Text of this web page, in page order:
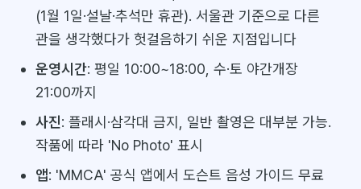
(1월 1일·설날·추석만 휴관). 서울관 기준으로 다른
관을 생각했다가 헛걸음하기 쉬운 지점입니다
운영시간: 평일 10:00~18:00, 수·토 야간개장
21:00까지
사진: 플래시·삼각대 금지, 일반 촬영은 대부분 가능.
작품에 따라 'No Photo' 표시
앱: 'MMCA' 공식 앱에서 도슨트 음성 가이드 무료